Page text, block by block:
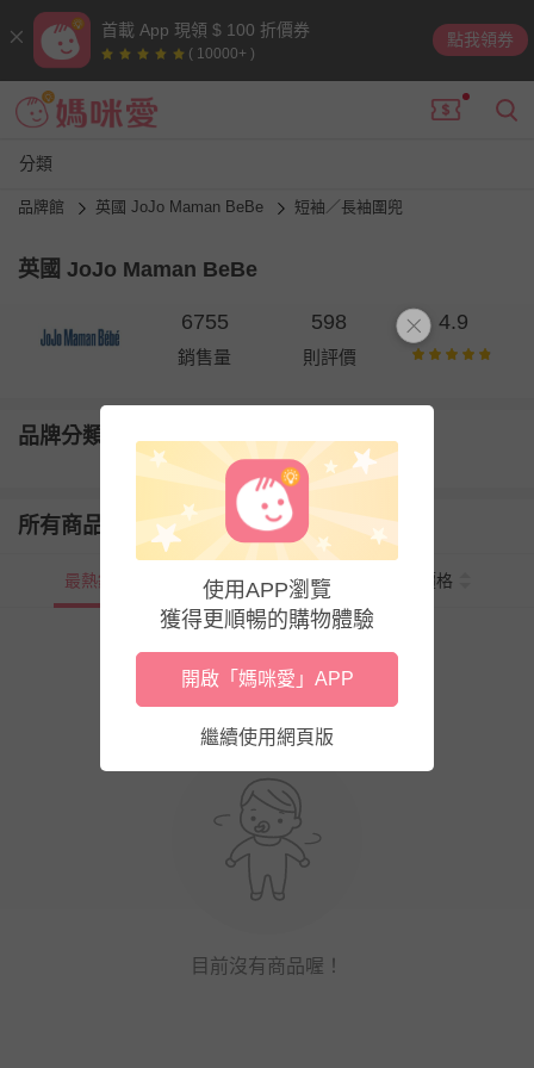
首載 App 現領 $ 100 折價券
( 10000+ )
點我領券
分類
品牌館 英國 JoJo Maman BeBe 短袖／長袖圍兜
英國 JoJo Maman BeBe
6755
銷售量
598
則評價
4.9
品牌分類
所有商品
最熱銷 新上市 價格
目前沒有商品喔！
使用APP瀏覽
獲得更順暢的購物體驗
開啟「媽咪愛」APP
繼續使用網頁版